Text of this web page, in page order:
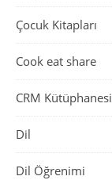
Çocuk Kitapları
Cook eat share
CRM Kütüphanesi
Dil
Dil Öğrenimi